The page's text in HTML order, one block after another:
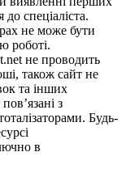
до спеціаліста.
не може бути
роботі.
не проводить
також сайт не
та інших
з
Будь-
в